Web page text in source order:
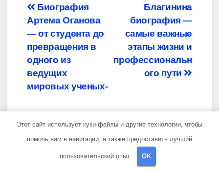
Навигация
по
записям
Благинина
биография —
самые важные
этапы жизни и
профессиональн
ого пути
Биография
Артема Оганова
— от студента до
превращения в
одного из
ведущих
мировых ученых-
Этот сайт использует куки-файлы и другие технологии, чтобы
помочь вам в навигации, а также предоставить лучший
пользовательский опыт. OK